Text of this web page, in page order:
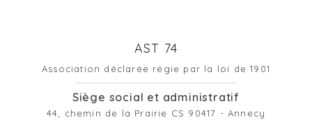
AST 74
Association déclarée régie par la loi de 1901
Siège social et administratif
44, chemin de la Prairie CS 90417 - Annecy